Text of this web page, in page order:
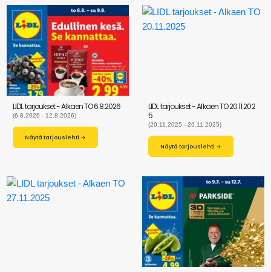
LIDL tarjoukset - Alkaen TO 6.8.2026
(6.8.2026 - 12.8.2026)
Näytä tarjouslehti →
LIDL tarjoukset - Alkaen TO 20.11.202
5
(20.11.2025 - 26.11.2025)
Näytä tarjouslehti →